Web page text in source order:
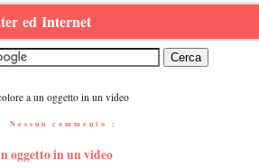
ed Internet
a un oggetto in un video
Nessun commento :
oggetto in un video